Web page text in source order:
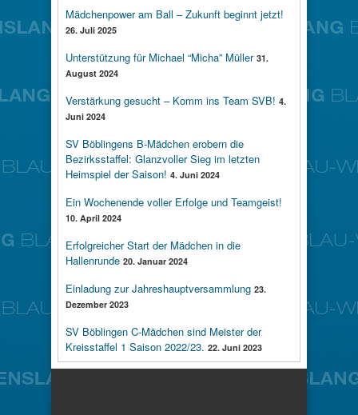
Mädchenpower am Ball – Zukunft beginnt jetzt!
26. Juli 2025
Unterstützung für Michael “Micha” Müller 31.
August 2024
Verstärkung gesucht – Komm ins Team SVB! 4.
Juni 2024
SV Böblingens B-Mädchen erobern die
Bezirksstaffel: Glanzvoller Sieg im letzten
Heimspiel der Saison! 4. Juni 2024
Ein Wochenende voller Erfolge und Teamgeist!
10. April 2024
Erfolgreicher Start der Mädchen in die
Hallenrunde 20. Januar 2024
Einladung zur Jahreshauptversammlung 23.
Dezember 2023
SV Böblingen C-Mädchen sind Meister der
Kreisstaffel 1 Saison 2022/23. 22. Juni 2023